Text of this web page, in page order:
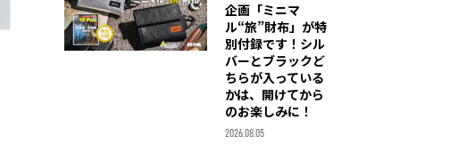
企画「ミニマ
ル“旅”財布」が特
別付録です！シル
バーとブラックど
ちらが入っている
かは、開けてから
のお楽しみに！
2026.08.05